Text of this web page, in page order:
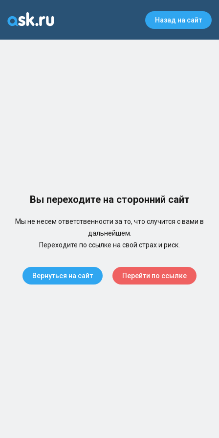
Назад на сайт
Вы переходите на сторонний сайт
Мы не несем ответственности за то, что случится с вами в
дальнейшем.
Переходите по ссылке на свой страх и риск.
Вернуться на сайт Перейти по ссылке